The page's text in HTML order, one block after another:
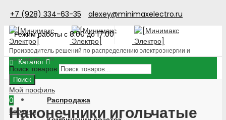
+7 (928) 334-63-35
alexey@minimaxelectro.ru
Режим работы с 8.00 до 17.00
Производитель решений по распределению электроэнергии и
поставщик ЭТП
Поиск товаров
Поиск
Мой профиль
0
Корзина
Каталог
Распродажа
Наконечники игольчатые